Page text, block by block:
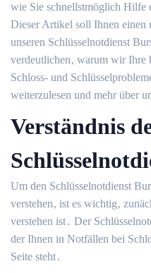
wie Sie schnellstmöglich Hilfe
Dieser Artikel soll Ihnen einen
unseren Schlüsselnotdienst
verdeutlichen‚ warum wir Ihre
Schloss- und
weiterzulesen und mehr über
Verständnis
Um den Schlüsselnotdienst
verstehen‚ ist es wichtig‚
verstehen ist․ Der
der Ihnen in Notfällen bei
Seite steht․